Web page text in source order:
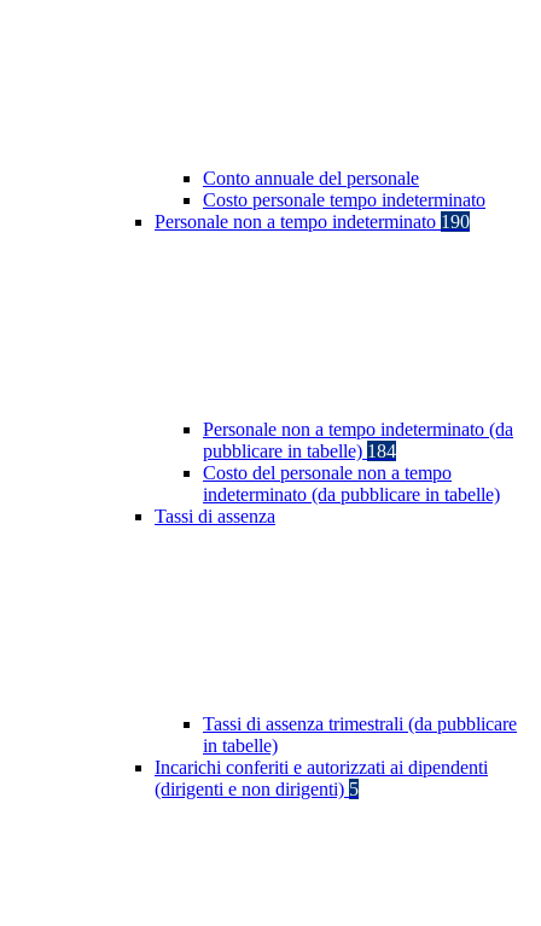
Conto annuale del personale
Costo personale tempo indeterminato
Personale non a tempo indeterminato 190
Personale non a tempo indeterminato (da
pubblicare in tabelle) 184
Costo del personale non a tempo
indeterminato (da pubblicare in tabelle)
Tassi di assenza
Tassi di assenza trimestrali (da pubblicare
in tabelle)
Incarichi conferiti e autorizzati ai dipendenti
(dirigenti e non dirigenti) 5